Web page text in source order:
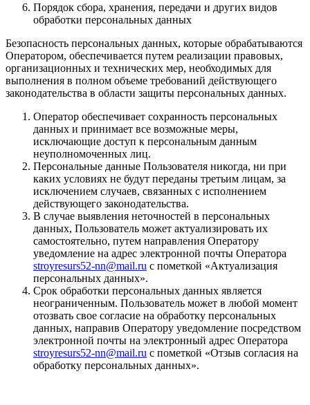
Порядок сбора, хранения, передачи и других видов
обработки персональных данных
Безопасность персональных данных, которые обрабатываются
Оператором, обеспечивается путем реализации правовых,
организационных и технических мер, необходимых для
выполнения в полном объеме требований действующего
законодательства в области защиты персональных данных.
Оператор обеспечивает сохранность персональных
данных и принимает все возможные меры,
исключающие доступ к персональным данным
неуполномоченных лиц.
Персональные данные Пользователя никогда, ни при
каких условиях не будут переданы третьим лицам, за
исключением случаев, связанных с исполнением
действующего законодательства.
В случае выявления неточностей в персональных
данных, Пользователь может актуализировать их
самостоятельно, путем направления Оператору
уведомление на адрес электронной почты Оператора
stroyresurs52-nn@mail.ru с пометкой «Актуализация
персональных данных».
Срок обработки персональных данных является
неограниченным. Пользователь может в любой момент
отозвать свое согласие на обработку персональных
данных, направив Оператору уведомление посредством
электронной почты на электронный адрес Оператора
stroyresurs52-nn@mail.ru с пометкой «Отзыв согласия на
обработку персональных данных».